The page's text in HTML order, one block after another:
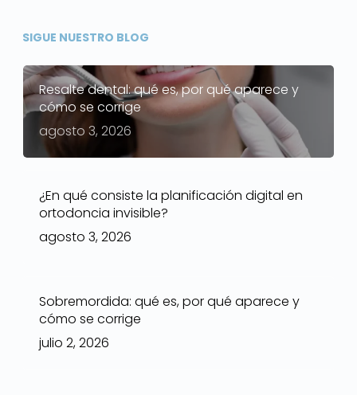
SIGUE NUESTRO BLOG
Resalte dental: qué es, por qué aparece y
cómo se corrige
agosto 3, 2026
¿En qué consiste la planificación digital en
ortodoncia invisible?
agosto 3, 2026
Sobremordida: qué es, por qué aparece y
cómo se corrige
julio 2, 2026